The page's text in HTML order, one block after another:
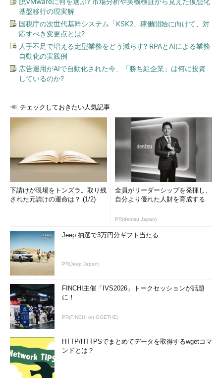
基盤移行の現実解
国税庁の次世代基幹システム「KSK2」稼働開始に向けて、対
応すべき変更点とは?
人手不足で増える定型業務をどう減らす? RPAとAIによる業務
自動化の実践例
広告運用がAIで自動化された今、「勝ち組企業」は何に投資
しているのか?
チェックしておきたい人気記事
下請けが現場をトンズラ。取り残
された元請けの運命は？ (1/2)
全員がリーダーシップを発揮し、
自分より優れた人財を育成する
PR(dentsu Japan)
Jeep 抽選で3万円分ギフト当たる
PR(Jeep Japan)
FINCHI主催「IVS2026」トークセッションが話題
に！
PR(FINCHI on GOETHE)
HTTP/HTTPSでまとめてデータを取得するwgetコマ
ンドとは？